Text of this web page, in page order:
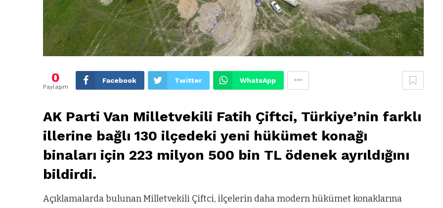
0
Paylaşım
Facebook Twitter WhatsApp
AK Parti Van Milletvekili Fatih Çiftci, Türkiye’nin farklı
illerine bağlı 130 ilçedeki yeni hükümet konağı
binaları için 223 milyon 500 bin TL ödenek ayrıldığını
bildirdi.
Açıklamalarda bulunan Milletvekili Çiftci, ilçelerin daha modern hükümet konaklarına